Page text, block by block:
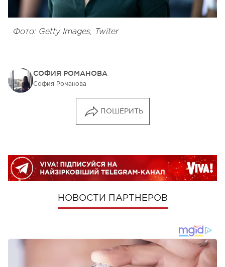
Фото: Getty Images, Twiter
СОФИЯ РОМАНОВА
София Романова
ПОШЕРИТЬ
НОВОСТИ ПАРТНЕРОВ